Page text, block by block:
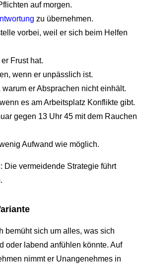
auf morgen.
zu übernehmen.
vorbei, weil er sich beim Helfen
Frust hat.
wenn er unpässlich ist.
er Absprachen nicht einhält.
es am Arbeitsplatz Konflikte gibt.
gegen 13 Uhr 45 mit dem Rauchen
Aufwand wie möglich.
: Die vermeidende Strategie führt
bemüht sich um alles, was sich
oder labend anfühlen könnte. Auf
nimmt er Unangenehmes in